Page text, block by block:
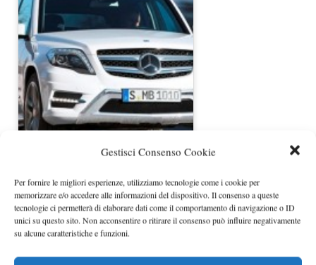
Gestisci Consenso Cookie
Per fornire le migliori esperienze, utilizziamo tecnologie come i cookie per
memorizzare e/o accedere alle informazioni del dispositivo. Il consenso a queste
tecnologie ci permetterà di elaborare dati come il comportamento di navigazione o ID
unici su questo sito. Non acconsentire o ritirare il consenso può influire negativamente
su alcune caratteristiche e funzioni.
Mercedes GLK 2012 prezzi